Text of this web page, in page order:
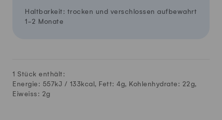
Haltbarkeit: trocken und verschlossen aufbewahrt
1-2 Monate
1 Stück enthält:
Energie: 557kJ / 133kcal, Fett: 4g, Kohlenhydrate: 22g,
Eiweiss: 2g